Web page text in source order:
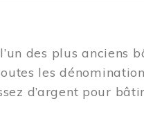
des plus anciens
les
d’argent pour